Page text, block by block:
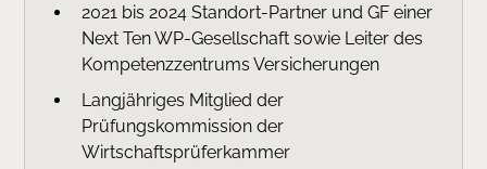
2021 bis 2024 Standort-Partner und GF einer
Next Ten WP-Gesellschaft sowie Leiter des
Kompetenzzentrums Versicherungen
Langjähriges Mitglied der
Prüfungskommission der
Wirtschaftsprüferkammer